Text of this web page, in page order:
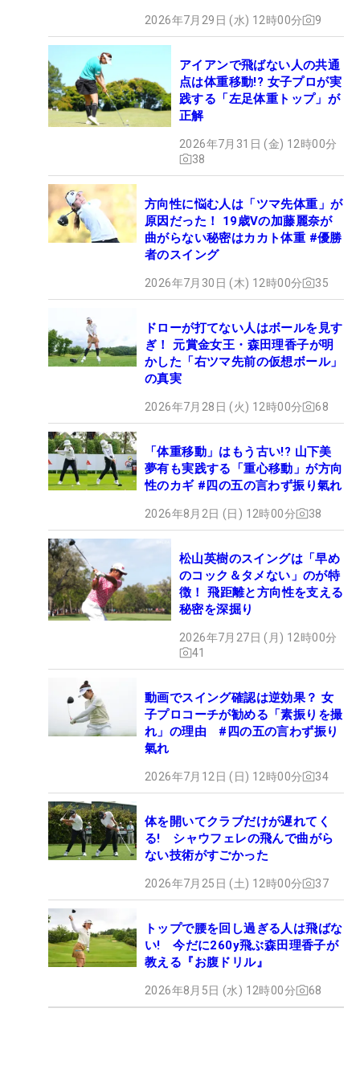
2026年7月29日 (水) 12時00分 9
アイアンで飛ばない人の共通
点は体重移動!? 女子プロが実
践する「左足体重トップ」が
正解
2026年7月31日 (金) 12時00分
38
方向性に悩む人は「ツマ先体重」が
原因だった！ 19歳Vの加藤麗奈が
曲がらない秘密はカカト体重 #優勝
者のスイング
2026年7月30日 (木) 12時00分 35
ドローが打てない人はボールを見す
ぎ！ 元賞金女王・森田理香子が明
かした「右ツマ先前の仮想ボール」
の真実
2026年7月28日 (火) 12時00分 68
「体重移動」はもう古い!? 山下美
夢有も実践する「重心移動」が方向
性のカギ #四の五の言わず振り氣れ
2026年8月2日 (日) 12時00分 38
松山英樹のスイングは「早め
のコック＆タメない」のが特
徴！ 飛距離と方向性を支える
秘密を深掘り
2026年7月27日 (月) 12時00分
41
動画でスイング確認は逆効果？ 女
子プロコーチが勧める「素振りを撮
れ」の理由 #四の五の言わず振り
氣れ
2026年7月12日 (日) 12時00分 34
体を開いてクラブだけが遅れてく
る! シャウフェレの飛んで曲がら
ない技術がすごかった
2026年7月25日 (土) 12時00分 37
トップで腰を回し過ぎる人は飛ばな
い! 今だに260y飛ぶ森田理香子が
教える『お腹ドリル』
2026年8月5日 (水) 12時00分 68